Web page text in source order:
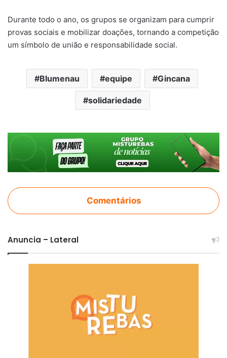
Durante todo o ano, os grupos se organizam para cumprir
provas sociais e mobilizar doações, tornando a competição
um símbolo de união e responsabilidade social.
Blumenau equipe Gincana
solidariedade
Comentários
Anuncia – Lateral